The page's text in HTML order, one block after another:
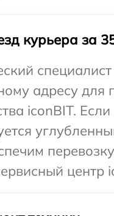
курьера за
адресу для
iconBIT. Если
центр